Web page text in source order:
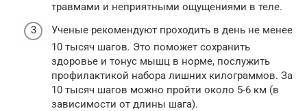
травмами и неприятными ощущениями в теле.
Ученые рекомендуют проходить в день не менее
10 тысяч шагов. Это поможет сохранить
здоровье и тонус мышц в норме, послужить
профилактикой набора лишних килограммов. За
10 тысяч шагов можно пройти около 5-6 км (в
зависимости от длины шага).